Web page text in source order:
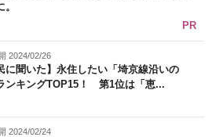
PR
2024/02/26
に聞いた】永住したい「埼京線沿いの
ンキングTOP15！ 第1位は「恵...
2024/02/24